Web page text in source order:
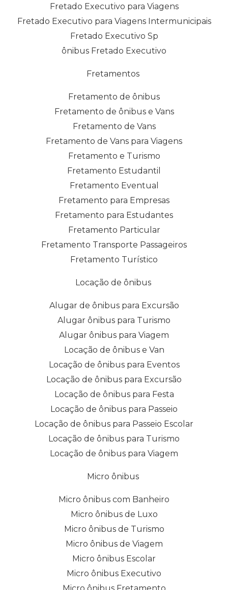
Fretado Executivo para Viagens
Fretado Executivo para Viagens Intermunicipais
Fretado Executivo Sp
ônibus Fretado Executivo
Fretamentos
Fretamento de ônibus
Fretamento de ônibus e Vans
Fretamento de Vans
Fretamento de Vans para Viagens
Fretamento e Turismo
Fretamento Estudantil
Fretamento Eventual
Fretamento para Empresas
Fretamento para Estudantes
Fretamento Particular
Fretamento Transporte Passageiros
Fretamento Turístico
Locação de ônibus
Alugar de ônibus para Excursão
Alugar ônibus para Turismo
Alugar ônibus para Viagem
Locação de ônibus e Van
Locação de ônibus para Eventos
Locação de ônibus para Excursão
Locação de ônibus para Festa
Locação de ônibus para Passeio
Locação de ônibus para Passeio Escolar
Locação de ônibus para Turismo
Locação de ônibus para Viagem
Micro ônibus
Micro ônibus com Banheiro
Micro ônibus de Luxo
Micro ônibus de Turismo
Micro ônibus de Viagem
Micro ônibus Escolar
Micro ônibus Executivo